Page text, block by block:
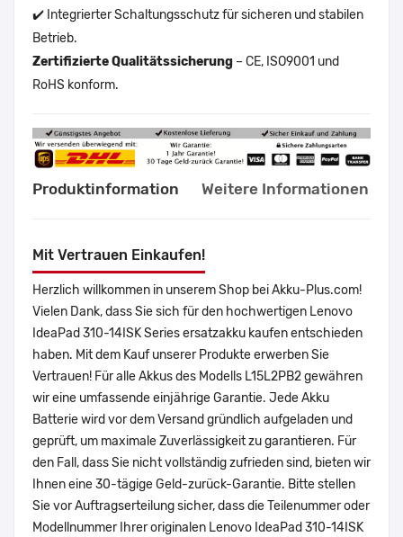
✔️ Integrierter Schaltungsschutz für sicheren und stabilen
Betrieb.
Zertifizierte Qualitätssicherung – CE, ISO9001 und
RoHS konform.
Produktinformation Weitere Informationen
Mit Vertrauen Einkaufen!
Herzlich willkommen in unserem Shop bei Akku-Plus.com!
Vielen Dank, dass Sie sich für den hochwertigen Lenovo
IdeaPad 310-14ISK Series ersatzakku kaufen entschieden
haben. Mit dem Kauf unserer Produkte erwerben Sie
Vertrauen! Für alle Akkus des Modells L15L2PB2 gewähren
wir eine umfassende einjährige Garantie. Jede Akku
Batterie wird vor dem Versand gründlich aufgeladen und
geprüft, um maximale Zuverlässigkeit zu garantieren. Für
den Fall, dass Sie nicht vollständig zufrieden sind, bieten wir
Ihnen eine 30-tägige Geld-zurück-Garantie. Bitte stellen
Sie vor Auftragserteilung sicher, dass die Teilenummer oder
Modellnummer Ihrer originalen Lenovo IdeaPad 310-14ISK